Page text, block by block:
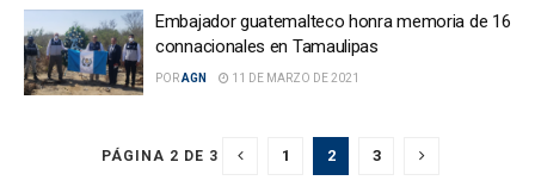
Embajador guatemalteco honra memoria de 16
connacionales en Tamaulipas
PORAGN 11 DE MARZO DE 2021
PÁGINA 2 DE 3 1 2 3